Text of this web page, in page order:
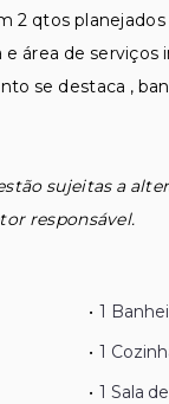
2 qtos planejados
e área de serviços
se destaca ,
sujeitas a
responsável.
• 1
• 1
• 1 Sala